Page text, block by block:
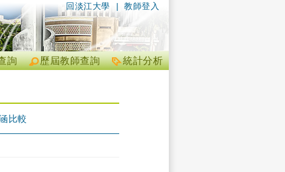
| 教師登入
回淡江大學
統計分析
歷屆教師查詢
詢
比較